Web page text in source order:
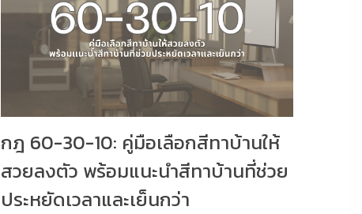
กฎ 60-30-10: คู่มือเลือกสีทาบ้านให้
สวยลงตัว พร้อมแนะนำสีทาบ้านที่ช่วย
ประหยัดเวลาและเย็นกว่า